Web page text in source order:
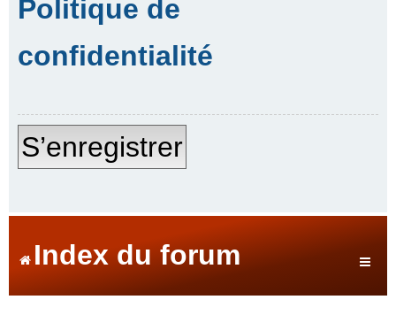
Politique de
confidentialité
S’enregistrer
Index du forum